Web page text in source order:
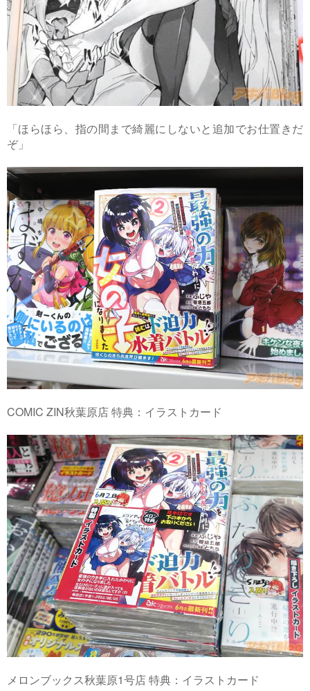
「ほらほら、指の間まで綺麗にしないと追加でお仕置きだ
ぞ」
COMIC ZIN秋葉原店 特典：イラストカード
メロンブックス秋葉原1号店 特典：イラストカード